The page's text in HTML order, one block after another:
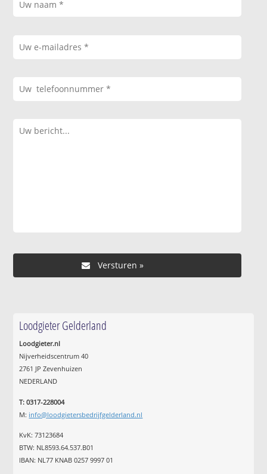
Loodgieter Gelderland
Loodgieter.nl
Nijverheidscentrum 40
2761 JP Zevenhuizen
NEDERLAND
T: 0317-228004
M: info@loodgietersbedrijfgelderland.nl
KvK: 73123684
BTW: NL8593.64.537.B01
IBAN: NL77 KNAB 0257 9997 01